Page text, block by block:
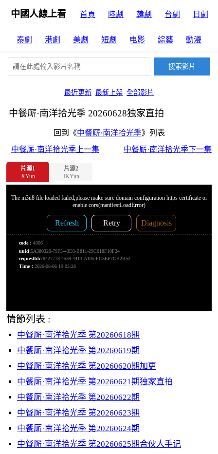
中國人線上看 首頁 陸劇 韓劇 台劇 日劇
泰劇 港劇 美劇 短劇 电影 綜藝 動漫
最近更新 最新上架 全部影片
中餐厛·南洋拾光季 20260628独家直拍
回到《中餐厛·南洋拾光季》列表
中餐厛·南洋拾光季上一集
中餐厛·南洋拾光季下一集
片源1
XYun
片源2
IKYun
情節列表 :
中餐厛·南洋拾光季 第20260618期
中餐厛·南洋拾光季 第20260619期
中餐厛·南洋拾光季 第20260620期加更
中餐厛·南洋拾光季 第20260621期独家直拍
中餐厛·南洋拾光季 第20260622期
中餐厛·南洋拾光季 第20260623期
中餐厛·南洋拾光季 第20260624期
中餐厛·南洋拾光季 第20260625期合伙人手记